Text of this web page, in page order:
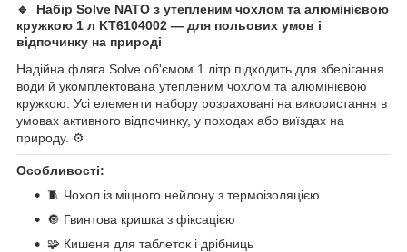
🔹
Набір Solve NATO з утепленим чохлом та алюмінієвою
кружкою 1 л KT6104002 — для польових умов і
відпочинку на природі
Надійна фляга Solve об'ємом 1 літр підходить для зберігання
води й укомплектована утепленим чохлом та алюмінієвою
кружкою. Усі елементи набору розраховані на використання в
умовах активного відпочинку, у походах або виїздах на
природу. ⚙️
Особливості:
🧵 Чохол із міцного нейлону з термоізоляцією
🔘 Гвинтова кришка з фіксацією
🧩 Кишеня для таблеток і дрібниць